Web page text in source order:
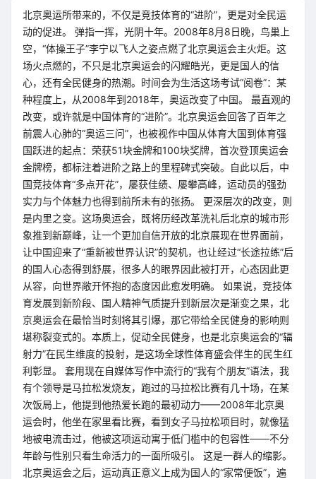
北京奥运所带来的，不仅是竞技体育的“进阶”，更是对全民运
动的促进。 弹指一挥，光阴十年。2008年8月8日晚，鸟巢上
空，“体操王子”李宁以飞人之姿点燃了北京奥运会主火炬。这
场火点燃的，不只是北京奥运会的闪耀皓光，更是国人的信
心，还有全民健身的热潮。时间会为生活这场考试“阅卷”：某
种程度上，从2008年到2018年，奥运改变了中国。 最直观的
改变，或许就是中国体育的“进阶”。北京奥运会回答了百年之
前震人心肺的“奥运三问”，也被视作中国从体育大国到体育强
国跃进的起点：荣获51块金牌和100块奖牌，首次登顶奥运会
金牌榜，都标注着进阶之路上的里程碑式突破。自此以后，中
国竞技体育“多点开花”，屡获佳绩、屡攀高峰，运动员的强劲
实力与个体魅力也得到前所未有的张扬。 更深层次的改变，则
是内里之变。这场奥运会，既将历经改革洗礼后北京的城市形
象推到新巅峰，让一个更加自信开放的北京展现在世界面前，
让中国迎来了“重新被世界认识”的契机，也让经过“长途拉练”后
的国人心态得到舒展，很多人的眼界因此被打开，心态因此更
从容，向世界敞开怀抱的态度因此愈发明确。 如果说，竞技体
育发展到新阶段、国人精神气质提升到新层次是渐变之果，北
京奥运会在最恰当时刻将其引爆，那它带给全民健身的影响则
堪称裂变式的。本质上，促动全民健身，也是北京奥运会的“辐
射力”在民生维度的投射，是这场全球性体育盛会伴生的民生红
利彰显。 套用现在自媒体写作中流行的“我有个朋友”语法，我
有个领导是马拉松发烧友，跑过的马拉松比赛有几十场，在某
次饭局上，他提到他热爱长跑的最初动力——2008年北京奥
运会时，他坐在家里看比赛，看到女子马拉松项目时，就像猛
地被电流击过，他被这项运动寓于低门槛中的包容性——不分
年龄与性别只看生命活力的一面所吸引。 这是一群人的缩影。
北京奥运会之后，运动真正意义上成为国人的“家常便饭”，遍